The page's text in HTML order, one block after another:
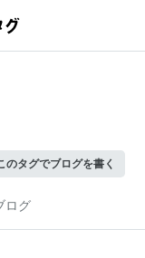
のタグでブログを書く
ログ